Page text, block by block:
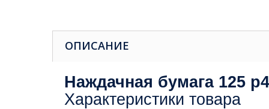
ОПИСАНИЕ
Наждачная бумага 125
Характеристики товара